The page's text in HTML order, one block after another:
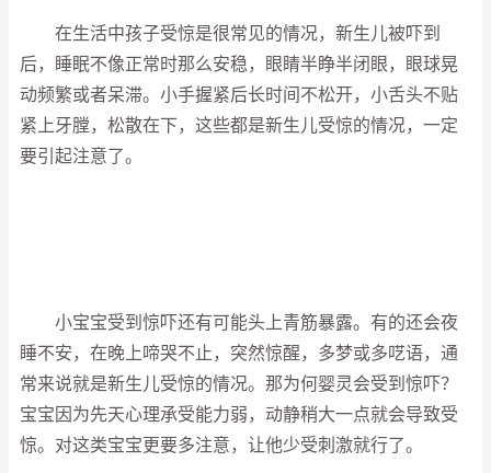
在生活中孩子受惊是很常见的情况，新生儿被吓到
后，睡眠不像正常时那么安稳，眼睛半睁半闭眼，眼球晃
动频繁或者呆滞。小手握紧后长时间不松开，小舌头不贴
紧上牙膛，松散在下，这些都是新生儿受惊的情况，一定
要引起注意了。
小宝宝受到惊吓还有可能头上青筋暴露。有的还会夜
睡不安，在晚上啼哭不止，突然惊醒，多梦或多呓语，通
常来说就是新生儿受惊的情况。那为何婴灵会受到惊吓？
宝宝因为先天心理承受能力弱，动静稍大一点就会导致受
惊。对这类宝宝更要多注意，让他少受刺激就行了。